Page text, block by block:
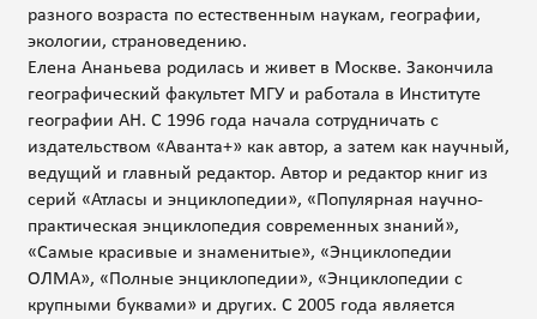
разного возраста по естественным наукам, географии,
экологии, страноведению.
Елена Ананьева родилась и живет в Москве. Закончила
географический факультет МГУ и работала в Институте
географии АН. С 1996 года начала сотрудничать с
издательством «Аванта+» как автор, а затем как научный,
ведущий и главный редактор. Автор и редактор книг из
серий «Атласы и энциклопедии», «Популярная научно-
практическая энциклопедия современных знаний»,
«Самые красивые и знаменитые», «Энциклопедии
ОЛМА», «Полные энциклопедии», «Энциклопедии с
крупными буквами» и других. С 2005 года является